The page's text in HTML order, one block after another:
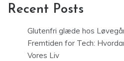
Recent Posts
Glutenfri glæde hos
Fremtiden for Tech:
Vores Liv